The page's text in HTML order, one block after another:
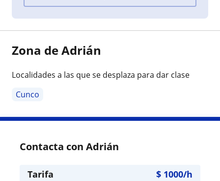
Zona de Adrián
Localidades a las que se desplaza para dar clase
Cunco
Contacta con Adrián
Tarifa $ 1000/h